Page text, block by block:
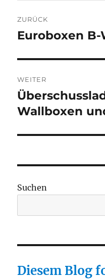
ZURÜCK
Vorheriger
Euroboxen B-
WEITER
Nächster
Beitrag:
Wallboxen
Suchen
Diesem Blog